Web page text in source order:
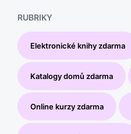
RUBRIKY
Elektronické knihy zdarma
Katalogy domů zdarma
Online kurzy zdarma